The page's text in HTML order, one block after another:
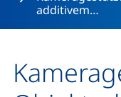
additivem…